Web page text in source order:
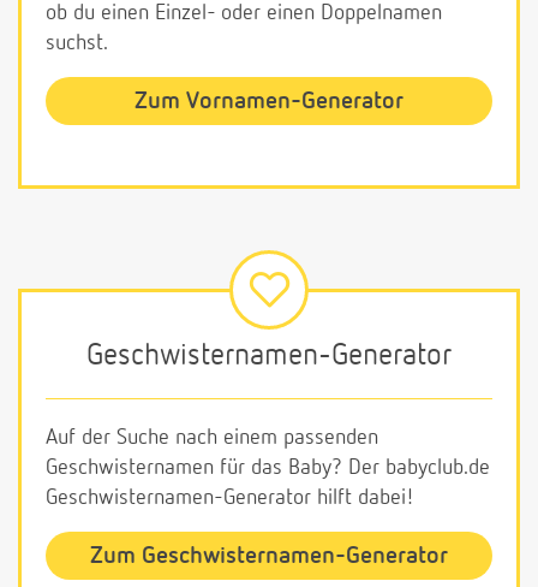
ob du einen Einzel- oder einen Doppelnamen
suchst.
Zum Vornamen-Generator
Geschwisternamen-Generator
Auf der Suche nach einem passenden
Geschwisternamen für das Baby? Der babyclub.de
Geschwisternamen-Generator hilft dabei!
Zum Geschwisternamen-Generator